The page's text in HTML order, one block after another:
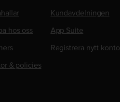
hos oss
& policies
Kundavdelningen
App Suite
Registrera nytt konto